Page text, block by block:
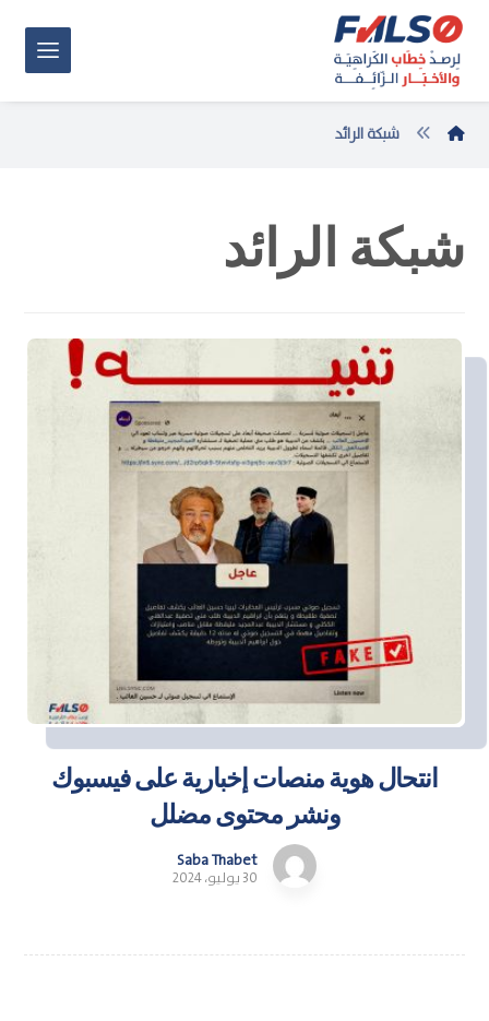
شبكة الرائد
شبكة الرائد
انتحال هوية منصات إخبارية على فيسبوك
ونشر محتوى مضلل
Saba Thabet
30 يوليو، 2024